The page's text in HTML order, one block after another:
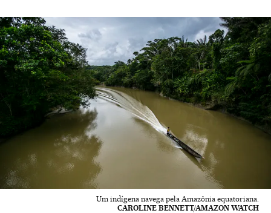
Um indígena navega pela Amazônia equatoriana.
CAROLINE BENNETT/AMAZON WATCH